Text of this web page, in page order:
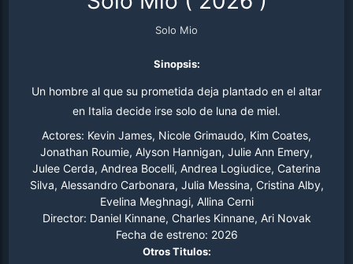
Solo Mio
Sinopsis:
Un hombre al que su prometida deja plantado en el altar
en Italia decide irse solo de luna de miel.
Actores: Kevin James, Nicole Grimaudo, Kim Coates,
Jonathan Roumie, Alyson Hannigan, Julie Ann Emery,
Julee Cerda, Andrea Bocelli, Andrea Logiudice, Caterina
Silva, Alessandro Carbonara, Julia Messina, Cristina Alby,
Evelina Meghnagi, Allina Cerni
Director: Daniel Kinnane, Charles Kinnane, Ari Novak
Fecha de estreno: 2026
Otros Titulos: